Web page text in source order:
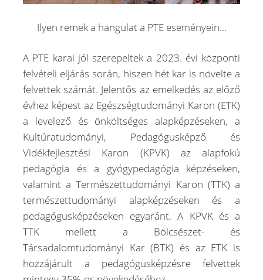
Ilyen remek a hangulat a PTE eseményein...
A PTE karai jól szerepeltek a 2023. évi központi
felvételi eljárás során, hiszen hét kar is növelte a
felvettek számát. Jelentős az emelkedés az előző
évhez képest az Egészségtudományi Karon (ETK)
a levelező és önköltséges alapképzéseken, a
Kultúratudományi, Pedagógusképző és
Vidékfejlesztési Karon (KPVK) az alapfokú
pedagógia és a gyógypedagógia képzéseken,
valamint a Természettudományi Karon (TTK) a
természettudományi alapképzéseken és a
pedagógusképzéseken egyaránt. A KPVK és a
TTK mellett a Bölcsészet- és
Társadalomtudományi Kar (BTK) és az ETK is
hozzájárult a pedagógusképzésre felvettek